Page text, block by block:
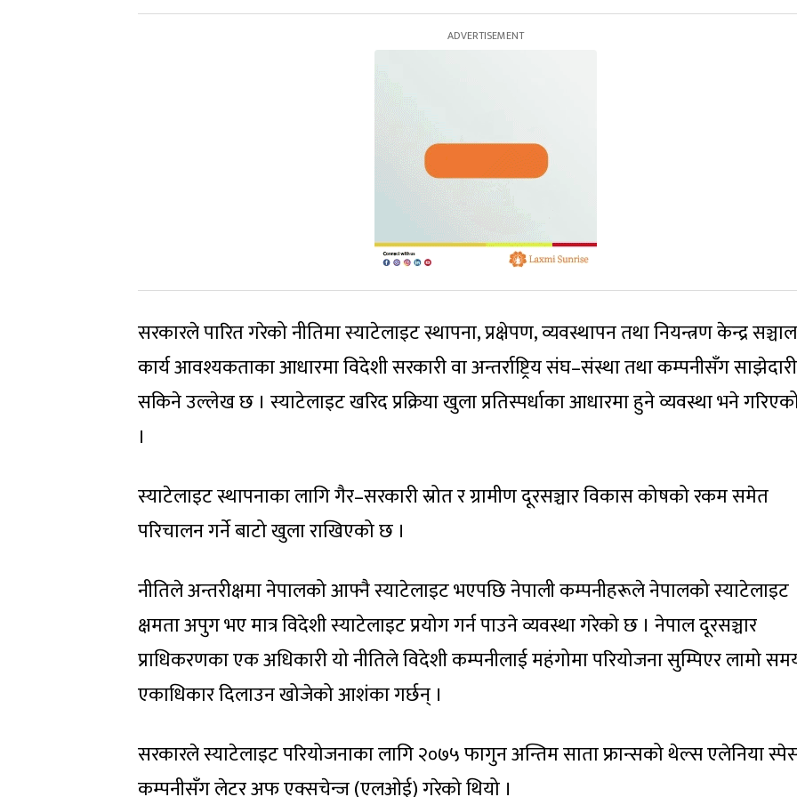
सरकारले पारित गरेको नीतिमा स्याटेलाइट स्थापना, प्रक्षेपण, व्यवस्थापन तथा नियन्त्रण केन्द्र
कार्य आवश्यकताका आधारमा विदेशी सरकारी वा अन्तर्राष्ट्रिय संघ–संस्था तथा कम्पनीसँग
सकिने उल्लेख छ । स्याटेलाइट खरिद प्रक्रिया खुला प्रतिस्पर्धाका आधारमा हुने व्यवस्था भने
।
स्याटेलाइट स्थापनाका लागि गैर–सरकारी स्रोत र ग्रामीण दूरसञ्चार विकास कोषको रकम समेत
परिचालन गर्ने बाटो खुला राखिएको छ ।
नीतिले अन्तरीक्षमा नेपालको आफ्नै स्याटेलाइट भएपछि नेपाली कम्पनीहरूले नेपालको स्याटेलाइट
क्षमता अपुग भए मात्र विदेशी स्याटेलाइट प्रयोग गर्न पाउने व्यवस्था गरेको छ । नेपाल दूरसञ्चार
प्राधिकरणका एक अधिकारी यो नीतिले विदेशी कम्पनीलाई महंगोमा परियोजना सुम्पिएर लामो
एकाधिकार दिलाउन खोजेको आशंका गर्छन् ।
सरकारले स्याटेलाइट परियोजनाका लागि २०७५ फागुन अन्तिम साता फ्रान्सको थेल्स एलेनिया
कम्पनीसँग लेटर अफ एक्सचेन्ज (एलओई) गरेको थियो ।